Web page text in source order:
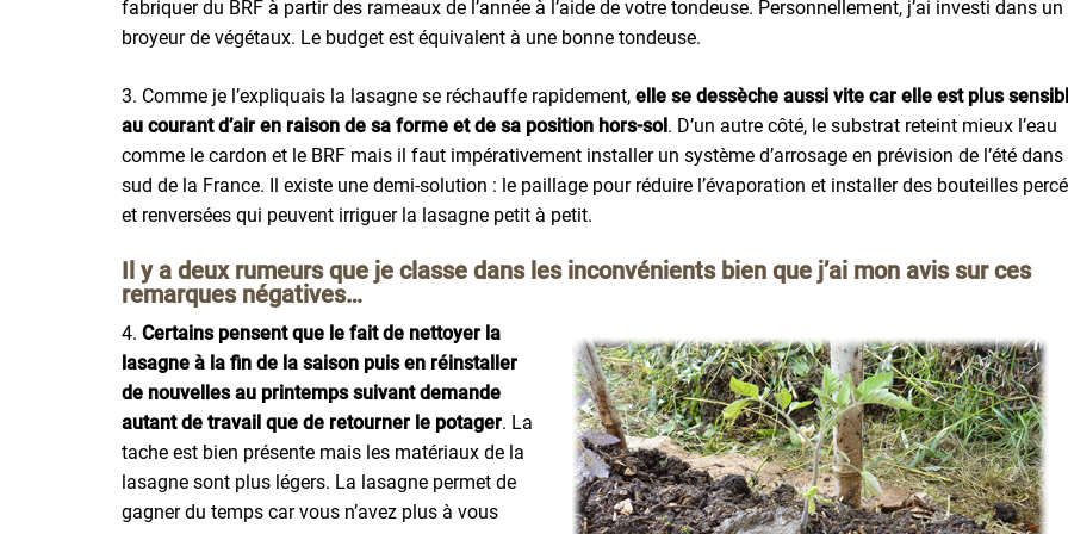
fabriquer du BRF à partir des rameaux de l’année à l’aide de votre tondeuse. Personnellement, j’ai investi dans un
broyeur de végétaux. Le budget est équivalent à une bonne tondeuse.
3. Comme je l’expliquais la lasagne se réchauffe rapidement, elle se dessèche aussi vite car elle est plus
au courant d’air en raison de sa forme et de sa position hors-sol. D’un autre côté, le substrat reteint mieux l’eau
comme le cardon et le BRF mais il faut impérativement installer un système d’arrosage en prévision de l’été dans
sud de la France. Il existe une demi-solution : le paillage pour réduire l’évaporation et installer des bouteilles
et renversées qui peuvent irriguer la lasagne petit à petit.
Il y a deux rumeurs que je classe dans les inconvénients bien que j’ai mon avis sur ces
remarques négatives…
4. Certains pensent que le fait de nettoyer la
lasagne à la fin de la saison puis en réinstaller
de nouvelles au printemps suivant demande
autant de travail que de retourner le potager. La
tache est bien présente mais les matériaux de la
lasagne sont plus légers. La lasagne permet de
gagner du temps car vous n’avez plus à vous